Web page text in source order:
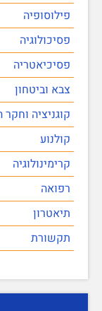
פילוסופיה
פסיכולוגיה
פסיכיאטריה
צבא וביטחון
קוגניציה וחקר
קולנוע
קרימינולוגיה
רפואה
תיאטרון
תקשורת